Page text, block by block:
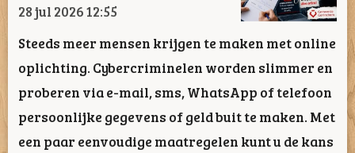
28 jul 202612:55
Steeds meer mensen krijgen te maken met online
oplichting. Cybercriminelen worden slimmer en
proberen via e-mail, sms, WhatsApp of telefoon
persoonlijke gegevens of geld buit te maken. Met
een paar eenvoudige maatregelen kunt u de kans